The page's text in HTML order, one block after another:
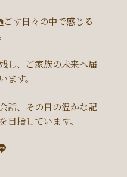
す日々の中で感じる
し、ご家族の未来へ届
す。
話、その日の温かな記
目指しています。